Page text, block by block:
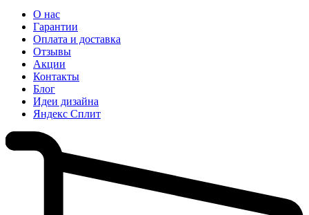
О нас
Гарантии
Оплата и доставка
Отзывы
Акции
Контакты
Блог
Идеи дизайна
Яндекс Сплит